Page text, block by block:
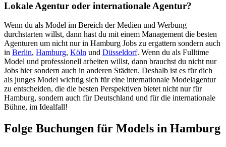
Lokale Agentur oder internationale Agentur?
Wenn du als Model im Bereich der Medien und Werbung
durchstarten willst, dann hast du mit einem Management die besten
Agenturen um nicht nur in Hamburg Jobs zu ergattern sondern auch
in Berlin, Hamburg, Köln und Düsseldorf. Wenn du als Fulltime
Model und professionell arbeiten willst, dann brauchst du nicht nur
Jobs hier sondern auch in anderen Städten. Deshalb ist es für dich
als junges Model wichtig sich für eine internationale Modelagentur
zu entscheiden, die die besten Perspektiven bietet nicht nur für
Hamburg, sondern auch für Deutschland und für die internationale
Bühne, im Idealfall!
Folge Buchungen für Models in Hamburg